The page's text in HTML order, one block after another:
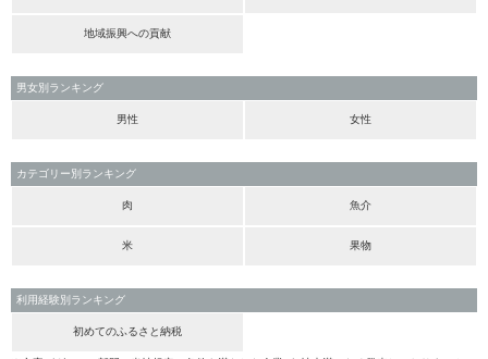
地域振興への貢献
男女別ランキング
男性 女性
カテゴリー別ランキング
肉 魚介
米 果物
利用経験別ランキング
初めてのふるさと納税